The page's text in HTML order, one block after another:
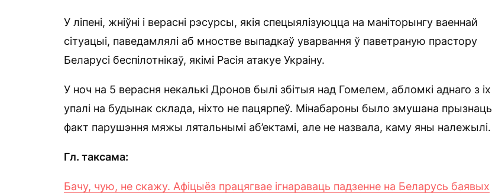
У ліпені, жніўні і верасні рэсурсы, якія спецыялізуюцца на маніторынгу ваеннай
сітуацыі, паведамлялі аб мностве выпадкаў уварвання ў паветраную прастору
Беларусі беспілотнікаў, якімі Расія атакуе Украіну.
У ноч на 5 верасня некалькі Дронов былі збітыя над Гомелем, абломкі аднаго з іх
упалі на будынак склада, ніхто не пацярпеў. Мінабароны было змушана прызнаць
факт парушэння мяжы лятальнымі аб’ектамі, але не назвала, каму яны належылі.
Гл. таксама:
Бачу, чую, не скажу. Афіцыёз працягвае ігнараваць падзенне на Беларусь баявых